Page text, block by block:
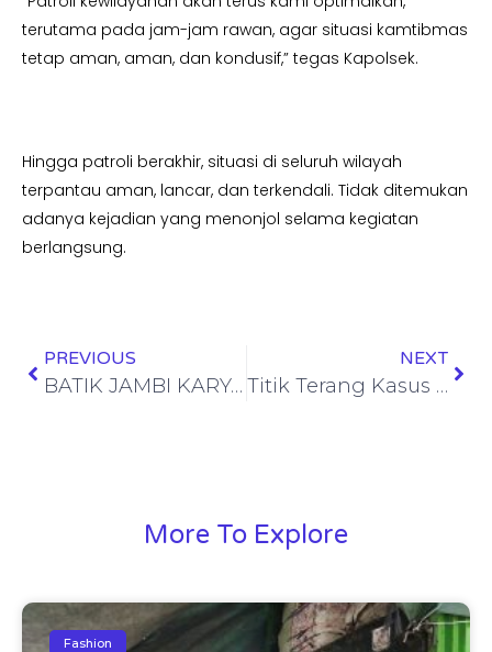
terutama pada jam-jam rawan, agar situasi kamtibmas
tetap aman, aman, dan kondusif,” tegas Kapolsek.
Hingga patroli berakhir, situasi di seluruh wilayah
terpantau aman, lancar, dan terkendali. Tidak ditemukan
adanya kejadian yang menonjol selama kegiatan
berlangsung.
PREVIOUS
BATIK JAMBI KARYA NY. RUSLAINI FADLI TAMPIL ANGGUN DI BOOTH 65 PERSIT BISA 2 BALAI KARTINI JAKARTA, 8 MEI 2026
NEXT
Titik Terang Kasus 3,16 Kg Sabu di Sampang: Kejari Akui Alat Tes Sempat Error, Hasil Labfor Positif Metamfetamina
More To Explore
Fashion